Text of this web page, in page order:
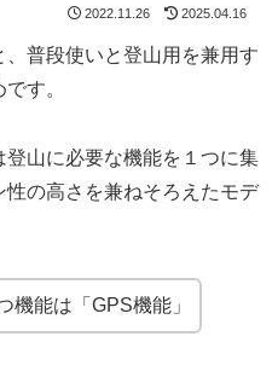
2022.11.26 2025.04.16
普段使いと登山用を兼用す
す。
山に必要な機能を１つに集
の高さを兼ねそろえたモデ
機能は「GPS機能」